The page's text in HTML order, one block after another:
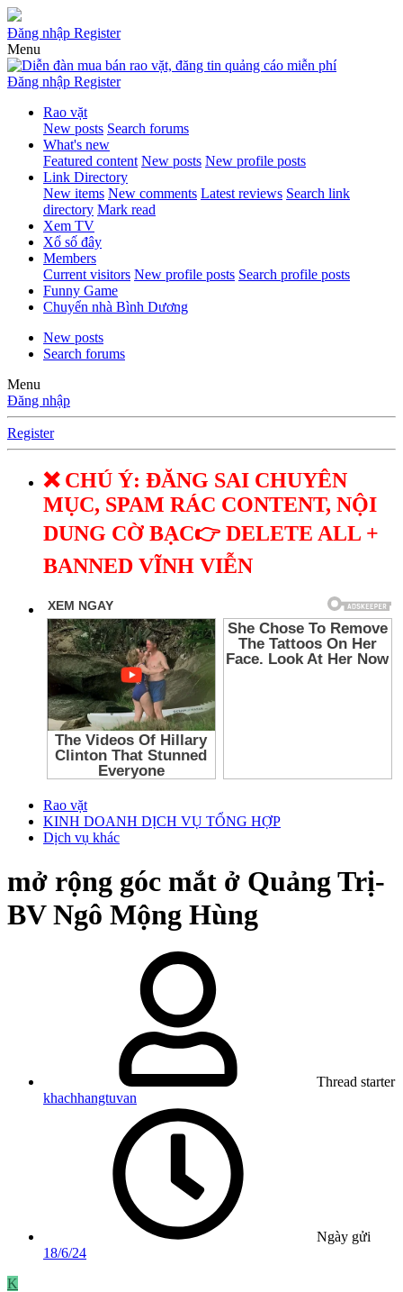
Đăng nhập Register
Menu
Đăng nhập Register
Rao vặt
New posts Search forums
What's new
Featured content New posts New profile posts
Link Directory
New items New comments Latest reviews Search link
directory Mark read
Xem TV
Xổ số đây
Members
Current visitors New profile posts Search profile posts
Funny Game
Chuyển nhà Bình Dương
New posts
Search forums
Menu
Đăng nhập
Register
❌ CHÚ Ý: ĐĂNG SAI CHUYÊN
MỤC, SPAM RÁC CONTENT, NỘI
DUNG CỜ BẠC👉 DELETE ALL +
BANNED VĨNH VIỄN
Rao vặt
KINH DOANH DỊCH VỤ TỔNG HỢP
Dịch vụ khác
mở rộng góc mắt ở Quảng Trị-
BV Ngô Mộng Hùng
Thread starter
khachhangtuvan
Ngày gửi
18/6/24
K